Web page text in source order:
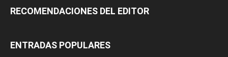
RECOMENDACIONES DEL EDITOR
ENTRADAS POPULARES